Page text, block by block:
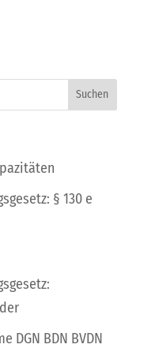
§ 130 e
DGN BDN BVDN